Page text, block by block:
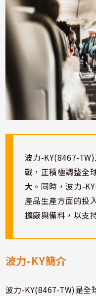
波力-KY(8467-
戰，正積極調整全
大 。同時，波力-
產品生產方面的投
擴廠與備料，以支
波力-KY簡介
波力-KY(8467-TW)是全